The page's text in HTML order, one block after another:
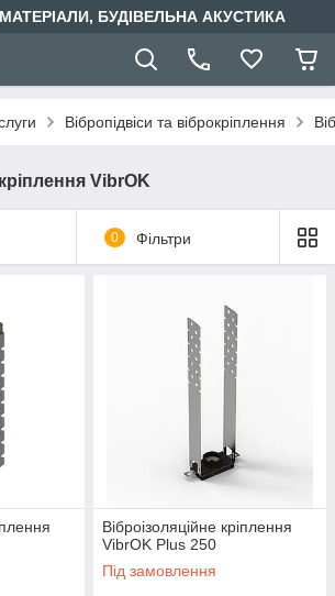
БУДІВЕЛЬНА АКУСТИКА
Вібропідвіси та віброкріплення
VibrOK
0 Фільтри
Віброізоляційне кріплення
VibrOK Plus 250
Під замовлення